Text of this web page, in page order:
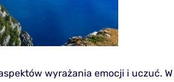
wyrażania emocji i uczuć. W